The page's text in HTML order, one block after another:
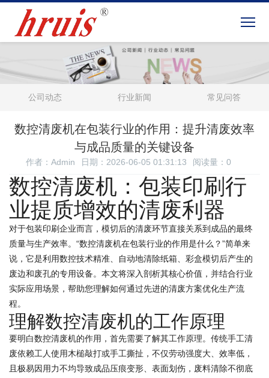
公司动态 行业新闻 常见问答
数控清废机在包装行业的作用：提升清废效率
与成品质量的关键设备
作者：Admin 日期：2026-06-05 01:31:13 阅读量： 0
数控清废机：包装印刷行
业提质增效的清废利器
对于包装印刷企业而言，模切后的清废环节直接关系到成品的最终
质量与生产效率。“数控清废机在包装行业的作用是什么？”简单来
说，它是利用数控技术精准、自动地清除纸箱、彩盒模切后产生的
废边和废孔的专用设备。本文将深入剖析其核心价值，并结合行业
实际应用场景，帮助您理解如何通过先进的清废方案优化生产流
程。
理解数控清废机的工作原理
要明白数控清废机的作用，首先需要了解其工作原理。传统手工清
废依赖工人使用木槌敲打或手工撕扯，不仅劳动强度大、效率低，
且极易因用力不均导致成品压痕变形、表面划伤，废料清除不彻底